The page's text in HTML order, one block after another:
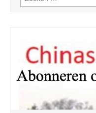
naar: